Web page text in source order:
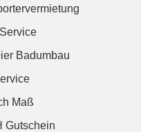
Badumbau
Maß
Gutschein